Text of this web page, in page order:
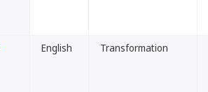
English Transformation